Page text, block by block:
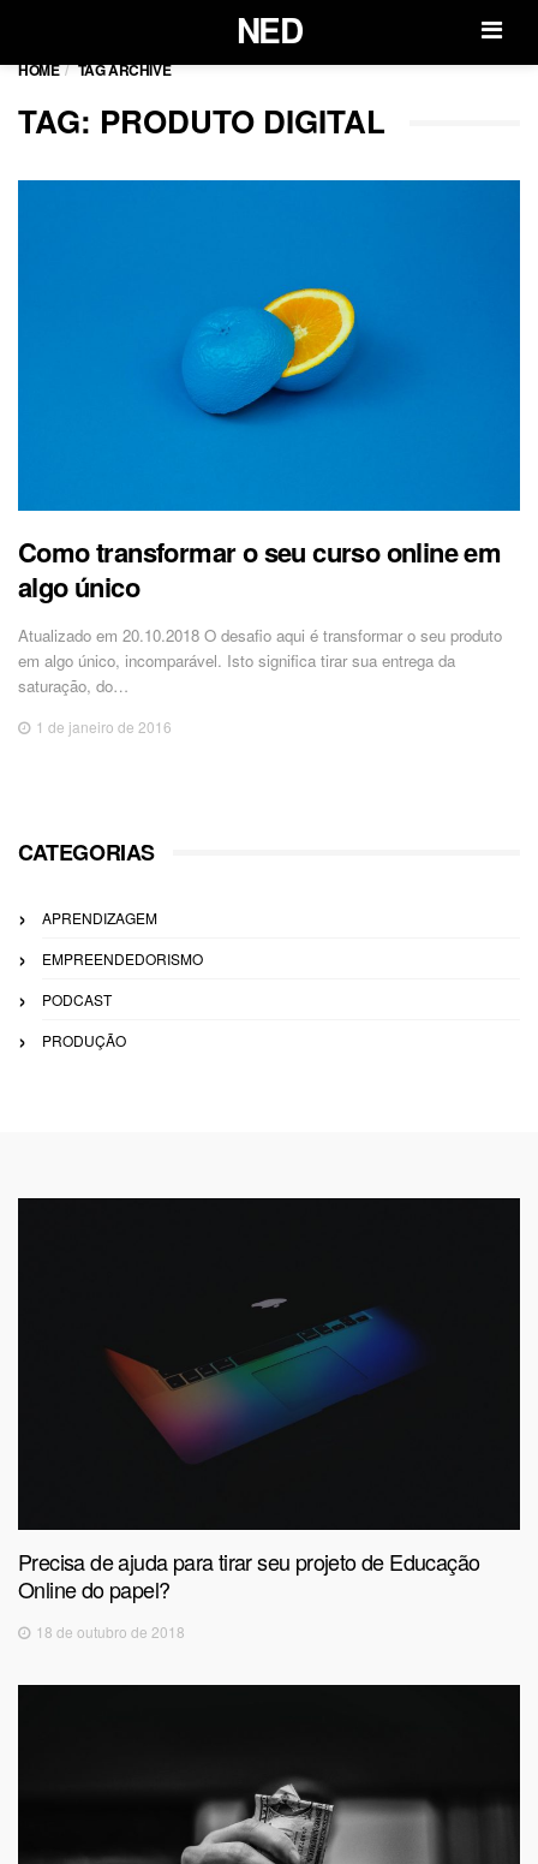
NED
HOME TAG ARCHIVE
TAG: PRODUTO DIGITAL
Como transformar o seu curso online em
algo único
Atualizado em 20.10.2018 O desafio aqui é transformar o seu produto
em algo único, incomparável. Isto significa tirar sua entrega da
saturação, do…
1 de janeiro de 2016
CATEGORIAS
APRENDIZAGEM
EMPREENDEDORISMO
PODCAST
PRODUÇÃO
Precisa de ajuda para tirar seu projeto de Educação
Online do papel?
18 de outubro de 2018